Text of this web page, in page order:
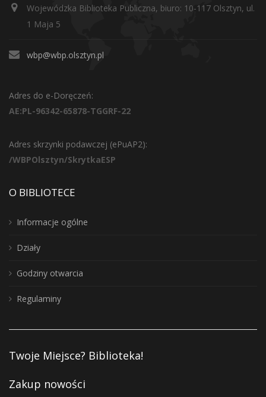
Wojewódzka Biblioteka Publiczna, biuro: 10-117 Olsztyn, ul.
1 Maja 5
wbp@wbp.olsztyn.pl
Adres do e-Doręczeń:
AE:PL-96342-65878-TGGRF-22
Adres skrzynki podawczej (ePuAP2):
/WBPOlsztyn/SkrytkaESP
O BIBLIOTECE
Informacje ogólne
Działy
Godziny otwarcia
Regulaminy
Twoje Miejsce? Biblioteka!
Zakup nowości